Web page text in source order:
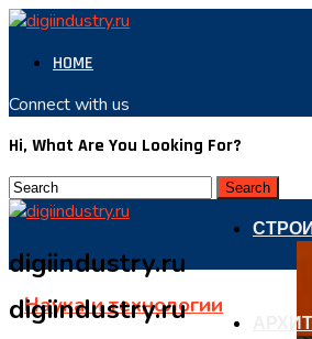
HOME
Connect with us
Hi, What Are You Looking For?
digiindustry.ru
digiindustry.ru
Наука и технологии